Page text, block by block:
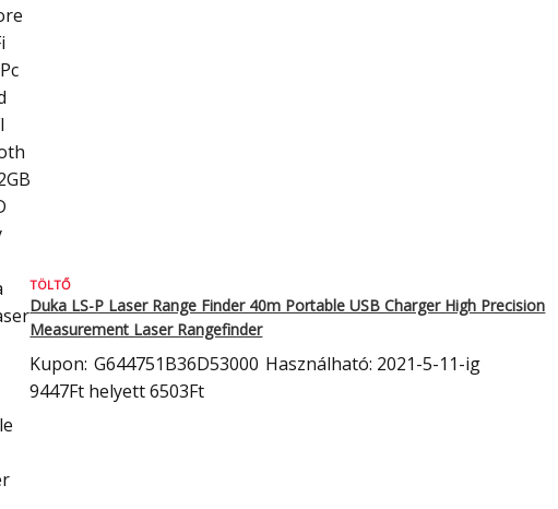
TÖLTŐ
Duka LS-P Laser Range Finder 40m Portable USB Charger High Precision
Measurement Laser Rangefinder
Kupon: G644751B36D53000 Használható: 2021-5-11-ig
9447Ft helyett 6503Ft